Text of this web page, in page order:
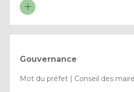
Gouvernance
Mot du préfet | Conseil des